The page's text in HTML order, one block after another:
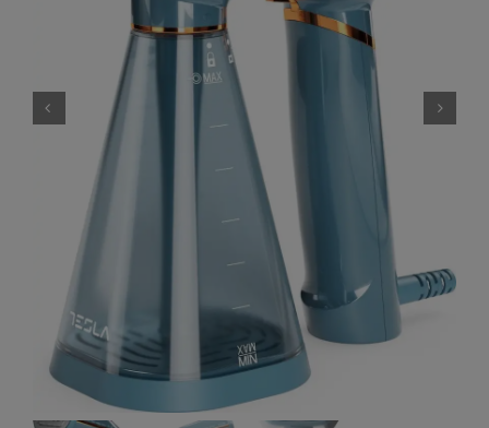
Εικόνα – Ήχος
Ανεμιστήρες
Προσωπική Φροντίδα